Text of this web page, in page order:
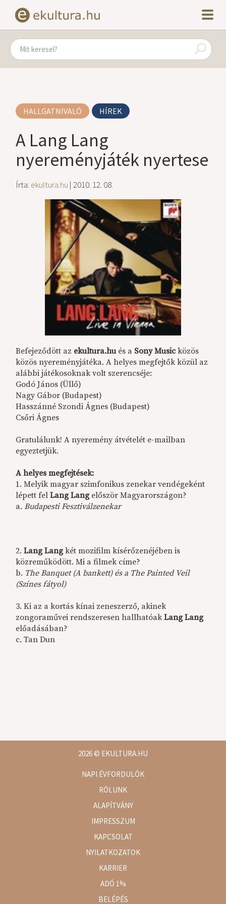
HALLGATNIVALÓ HÍREK
A Lang Lang
nyereményjáték nyertese
Írta: ekultura.hu | 2010. 12. 08.
Befejeződött az ekultura.hués a Sony Musicközös
közös nyereményjátéka. A helyes megfejtők közül az
alábbi játékosoknak volt szerencséje:
Godó János (Üllő)
Nagy Gábor (Budapest)
Hasszánné Szondi Ágnes (Budapest)
Csőri Ágnes
Gratulálunk! A nyeremény átvételét e-mailban
egyeztetjük.
A helyes megfejtések:
1. Melyik magyar szimfonikus zenekar vendégeként
lépett felLang Langelőször Magyarországon?
a.Budapesti Fesztiválzenekar
2.Lang Langkét mozifilm kísérőzenéjében is
közreműködött. Mi a filmek címe?
b. The Banquet (A bankett) és a The Painted Veil
(Színes fátyol)
3. Ki az a kortás kínai zeneszerző, akinek
zongoraművei rendszeresen hallhatóakLang Lang
előadásában?
c. Tan Dun
2026© EKULTURA.HU
NAPI ÉVFORDULÓK
RÓLUNK
ALAPÍTVÁNY
IMPRESSZUM
KAPCSOLAT
NYILATKOZATOK
KARRIER
ADÓ 1%
BELÉPÉS